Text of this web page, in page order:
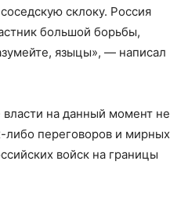
склоку. Россия
большой борьбы,
языцы», — написал
на данный момент не
либо переговоров и мирных
войск на границы